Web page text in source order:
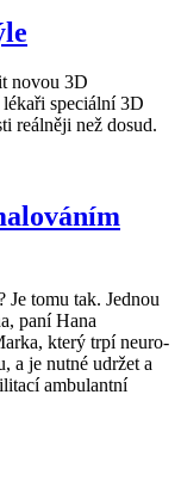
novou 3D
speciální 3D
reálněji než dosud.
Je tomu tak. Jednou
paní Hana
který trpí neuro-
a je nutné udržet a
ambulantní